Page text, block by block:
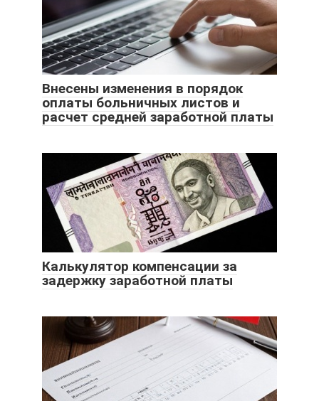
Внесены изменения в порядок
оплаты больничных листов и
расчет средней заработной платы
Калькулятор компенсации за
задержку заработной платы